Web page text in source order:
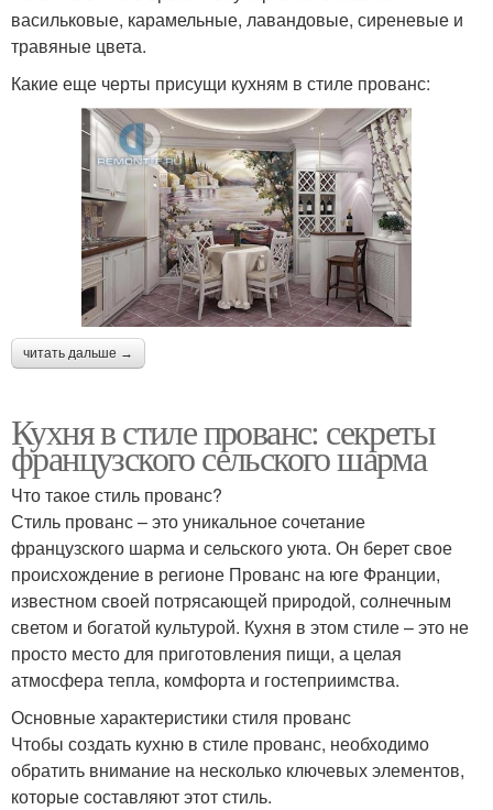
васильковые, карамельные, лавандовые, сиреневые и
травяные цвета.
Какие еще черты присущи кухням в стиле прованс:
читать дальше →
Кухня в стиле прованс: секреты
французского сельского шарма
Что такое стиль прованс?
Стиль прованс – это уникальное сочетание
французского шарма и сельского уюта. Он берет свое
происхождение в регионе Прованс на юге Франции,
известном своей потрясающей природой, солнечным
светом и богатой культурой. Кухня в этом стиле – это не
просто место для приготовления пищи, а целая
атмосфера тепла, комфорта и гостеприимства.
Основные характеристики стиля прованс
Чтобы создать кухню в стиле прованс, необходимо
обратить внимание на несколько ключевых элементов,
которые составляют этот стиль.